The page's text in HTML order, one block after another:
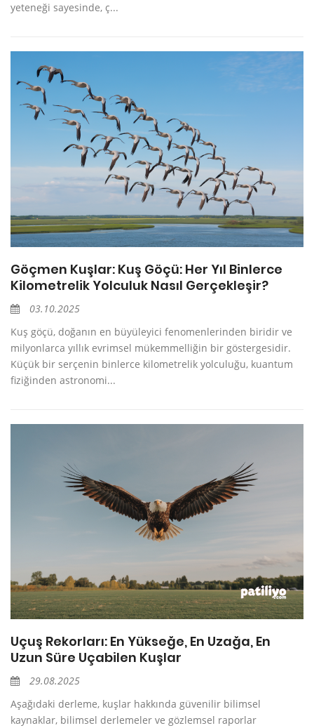
yeteneği sayesinde, ç...
Göçmen Kuşlar: Kuş Göçü: Her Yıl Binlerce
Kilometrelik Yolculuk Nasıl Gerçekleşir?
03.10.2025
Kuş göçü, doğanın en büyüleyici fenomenlerinden biridir ve
milyonlarca yıllık evrimsel mükemmelliğin bir göstergesidir.
Küçük bir serçenin binlerce kilometrelik yolculuğu, kuantum
fiziğinden astronomi...
Uçuş Rekorları: En Yükseğe, En Uzağa, En
Uzun Süre Uçabilen Kuşlar
29.08.2025
Aşağıdaki derleme, kuşlar hakkında güvenilir bilimsel
kaynaklar, bilimsel derlemeler ve gözlemsel raporlar